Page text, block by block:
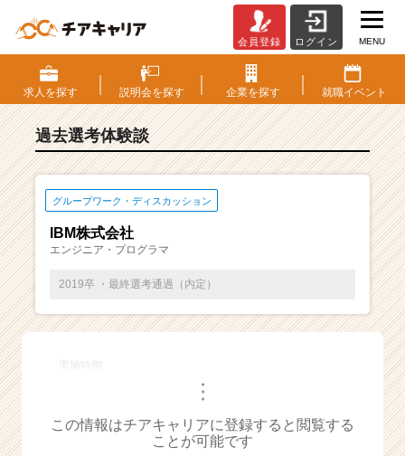
S・
選
考
験
覧
ン
チ
ー・
成
ら
ス
会員登録 ログイン MENU
求人を探す 説明会を探す 企業を探す 就職イベント
過去選考体験談
グループワーク・ディスカッション
IBM株式会社
エンジニア・プログラマ
2019卒 ・最終選考通過（内定）
・・・
この情報はチアキャリアに登録すると閲覧する
ことが可能です